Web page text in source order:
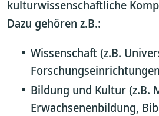
kulturwissenschaftliche
Dazu gehören z.B.:
Wissenschaft (z.B.
Bildung und Kultur (z.B.
Erwachsenenbildung,